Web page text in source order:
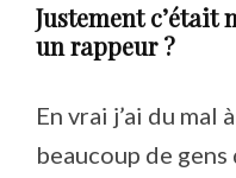
Justement c’était
un rappeur ?
En vrai j’ai du mal
beaucoup de